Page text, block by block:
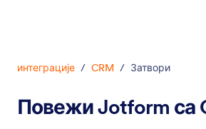
интеграције / CRM / Затвори
Повежи Jotform са